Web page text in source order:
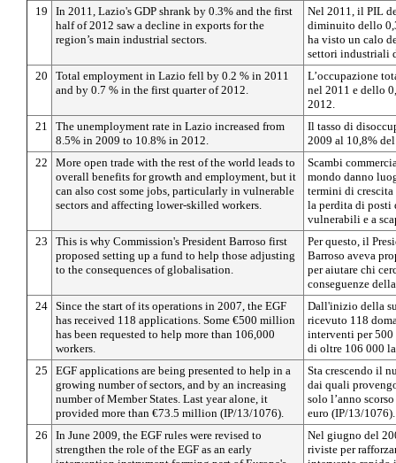
19
In 2011, Lazio's GDP shrank by 0.3% and the first
half of 2012 saw a decline in exports for the
region’s main industrial sectors.
Nel 2011, il PIL
diminuito dello
ha visto un calo
settori industriali
20
Total employment in Lazio fell by 0.2 % in 2011
and by 0.7 % in the first quarter of 2012.
L’occupazione
nel 2011 e dello
2012.
21
The unemployment rate in Lazio increased from
8.5% in 2009 to 10.8% in 2012.
Il tasso di
2009 al 10,8%
22
More open trade with the rest of the world leads to
overall benefits for growth and employment, but it
can also cost some jobs, particularly in vulnerable
sectors and affecting lower-skilled workers.
Scambi
mondo danno
termini di crescita
la perdita di posti
vulnerabili e a
23
This is why Commission's President Barroso first
proposed setting up a fund to help those adjusting
to the consequences of globalisation.
Per questo, il
Barroso aveva
per aiutare chi
conseguenze
24 Since the start of its operations in 2007, the EGF
has received 118 applications. Some €500 million
has been requested to help more than 106,000
workers.
Dall'inizio della
ricevuto 118
interventi per
di oltre 106 000
25
EGF applications are being presented to help in a
growing number of sectors, and by an increasing
number of Member States. Last year alone, it
provided more than €73.5 million (IP/13/1076).
Sta crescendo il
dai quali
solo l’anno
euro (IP/13/1076).
26
In June 2009, the EGF rules were revised to
strengthen the role of the EGF as an early
Nel giugno del
riviste per